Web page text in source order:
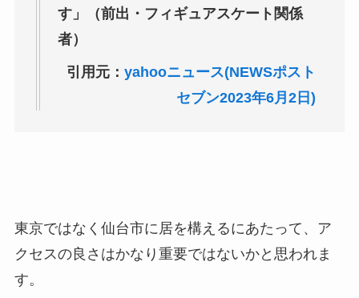
す」（前出・フィギュアスケート関係
者）
引用元：yahooニュース(NEWSポスト
セブン2023年6月2日)
東京ではなく仙台市に居を構えるにあたって、ア
クセスの良さはかなり重要ではないかと思われま
す。